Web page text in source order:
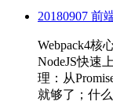
20180907 前
Webpack4核
NodeJS快速
理：从
就够了；什